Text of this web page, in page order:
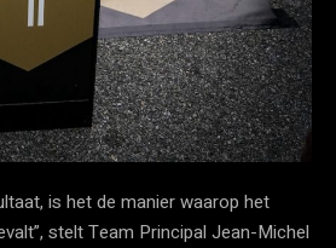
is het de manier waarop het
stelt Team Principal Jean-Michel